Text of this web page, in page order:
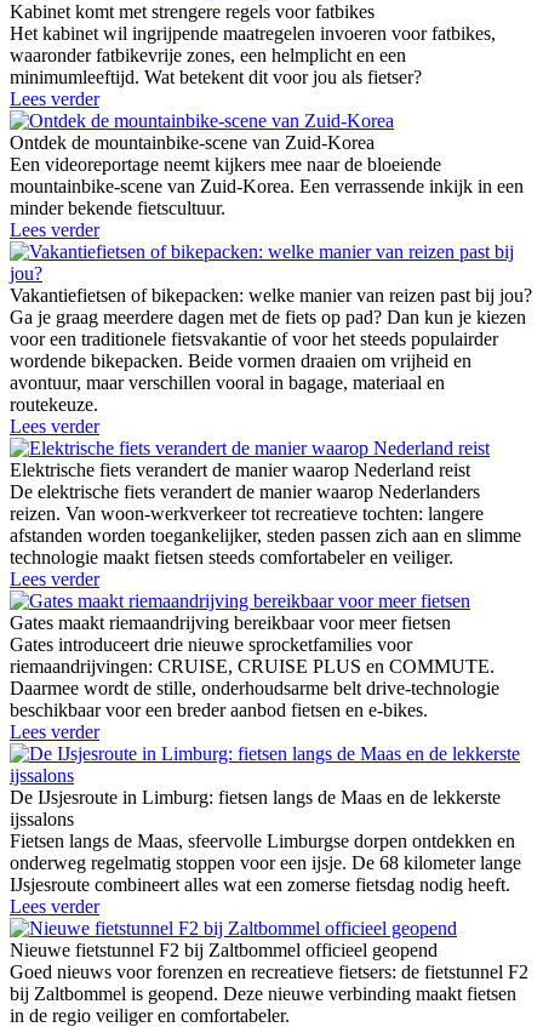
Kabinet komt met strengere regels voor fatbikes
Het kabinet wil ingrijpende maatregelen invoeren voor fatbikes,
waaronder fatbikevrije zones, een helmplicht en een
minimumleeftijd. Wat betekent dit voor jou als fietser?
Lees verder
Ontdek de mountainbike-scene van Zuid-Korea
Een videoreportage neemt kijkers mee naar de bloeiende
mountainbike-scene van Zuid-Korea. Een verrassende inkijk in een
minder bekende fietscultuur.
Lees verder
Vakantiefietsen of bikepacken: welke manier van reizen past bij jou?
Ga je graag meerdere dagen met de fiets op pad? Dan kun je kiezen
voor een traditionele fietsvakantie of voor het steeds populairder
wordende bikepacken. Beide vormen draaien om vrijheid en
avontuur, maar verschillen vooral in bagage, materiaal en
routekeuze.
Lees verder
Elektrische fiets verandert de manier waarop Nederland reist
De elektrische fiets verandert de manier waarop Nederlanders
reizen. Van woon-werkverkeer tot recreatieve tochten: langere
afstanden worden toegankelijker, steden passen zich aan en slimme
technologie maakt fietsen steeds comfortabeler en veiliger.
Lees verder
Gates maakt riemaandrijving bereikbaar voor meer fietsen
Gates introduceert drie nieuwe sprocketfamilies voor
riemaandrijvingen: CRUISE, CRUISE PLUS en COMMUTE.
Daarmee wordt de stille, onderhoudsarme belt drive-technologie
beschikbaar voor een breder aanbod fietsen en e-bikes.
Lees verder
De IJsjesroute in Limburg: fietsen langs de Maas en de lekkerste
ijssalons
Fietsen langs de Maas, sfeervolle Limburgse dorpen ontdekken en
onderweg regelmatig stoppen voor een ijsje. De 68 kilometer lange
IJsjesroute combineert alles wat een zomerse fietsdag nodig heeft.
Lees verder
Nieuwe fietstunnel F2 bij Zaltbommel officieel geopend
Goed nieuws voor forenzen en recreatieve fietsers: de fietstunnel F2
bij Zaltbommel is geopend. Deze nieuwe verbinding maakt fietsen
in de regio veiliger en comfortabeler.